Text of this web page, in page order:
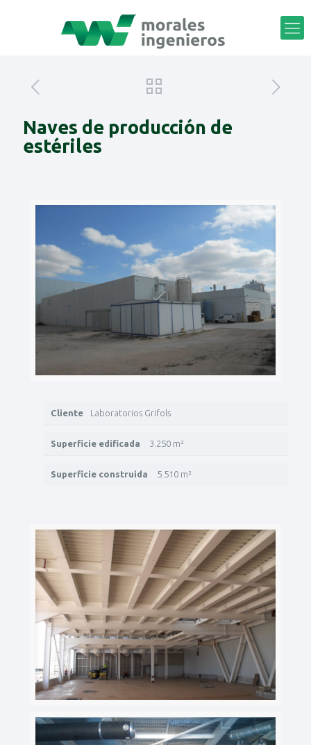
Naves de producción de
estériles
Cliente Laboratorios Grifols
Superficie edificada 3.250 m²
Superficie construida 5.510 m²